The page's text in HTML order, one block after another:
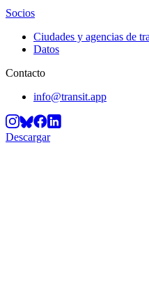
Socios
Ciudades y agencias de
Datos
Contacto
info@transit.app
Descargar